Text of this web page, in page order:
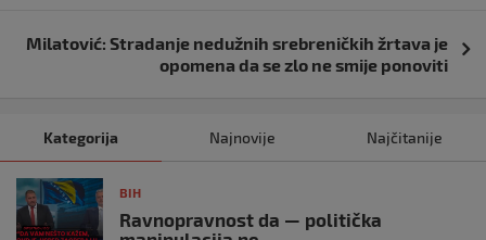
Milatović: Stradanje nedužnih srebreničkih žrtava je
opomena da se zlo ne smije ponoviti
Kategorija Najnovije Najčitanije
BIH
Ravnopravnost da — politička